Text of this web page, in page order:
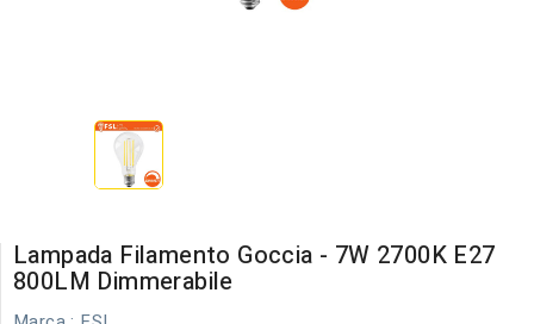
Lampada Filamento Goccia - 7W 2700K E27
800LM Dimmerabile